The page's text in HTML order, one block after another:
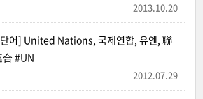
2013.10.20
어] United Nations, 국제연합, 유엔, 聯
#UN
2012.07.29